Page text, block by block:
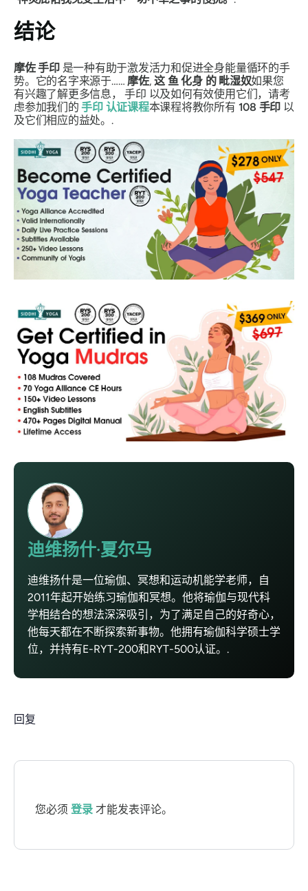
结论
摩佐手印是一种有助于激发活力和促进全身能量循环的手
势。它的名字来源于……摩佐,这 鱼化身 的 毗湿奴如果您
有兴趣了解更多信息，手印 以及如何有效使用它们，请考
虑参加我们的手印认证课程本课程将教你所有 108 手印 以
及它们相应的益处。.
迪维扬什·夏尔马
迪维扬什是一位瑜伽、冥想和运动机能学老师，自
2011年起开始练习瑜伽和冥想。他将瑜伽与现代科
学相结合的想法深深吸引，为了满足自己的好奇心，
他每天都在不断探索新事物。他拥有瑜伽科学硕士学
位，并持有E-RYT-200和RYT-500认证。.
回复
您必须 登录 才能发表评论。